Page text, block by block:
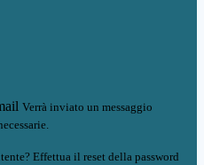
Verrà inviato un messaggio
Effettua il reset della password